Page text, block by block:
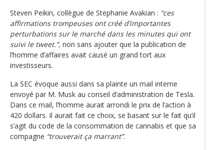
Steven Peikin, collègue de Stephanie Avakian : “ces
affirmations trompeuses ont créé d’importantes
perturbations sur le marché dans les minutes qui ont
suivi le tweet.”, non sans ajouter que la publication de
l’homme d’affaires avait causé un grand tort aux
investisseurs.
La SEC évoque aussi dans sa plainte un mail interne
envoyé par M. Musk au conseil d’administration de Tesla.
Dans ce mail, l’homme aurait arrondi le prix de l’action à
420 dollars. Il aurait fait ce choix, se basant sur le fait qu’il
s’agit du code de la consommation de cannabis et que sa
compagne “trouverait ça marrant”.